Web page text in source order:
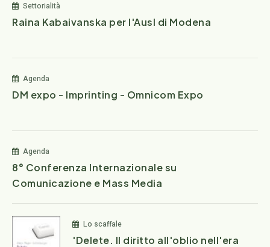
Settorialità
Raina Kabaivanska per l'Ausl di Modena
Agenda
DM expo - Imprinting - Omnicom Expo
Agenda
8° Conferenza Internazionale su
Comunicazione e Mass Media
Lo scaffale
'Delete. Il diritto all'oblio nell'era